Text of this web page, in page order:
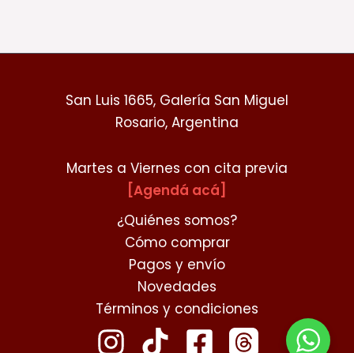
San Luis 1665, Galería San Miguel
Rosario, Argentina
Martes a Viernes con cita previa
[Agendá acá]
¿Quiénes somos?
Cómo comprar
Pagos y envío
Novedades
Términos y condiciones